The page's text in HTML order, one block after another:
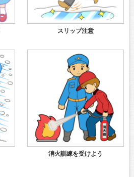
スリップ注意
消火訓練を受けよう